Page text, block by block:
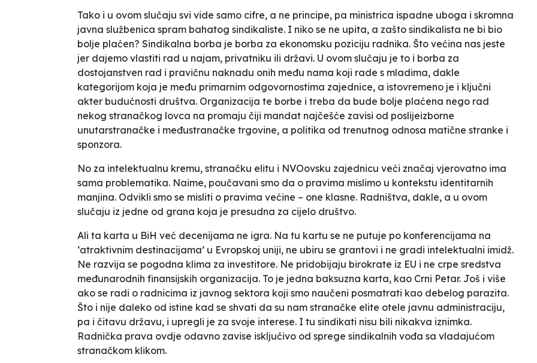
Tako i u ovom slučaju svi vide samo cifre, a ne principe, pa ministrica ispadne uboga i skromna
javna službenica spram bahatog sindikaliste. I niko se ne upita, a zašto sindikalista ne bi bio
bolje plaćen? Sindikalna borba je borba za ekonomsku poziciju radnika. Što većina nas jeste
jer dajemo vlastiti rad u najam, privatniku ili državi. U ovom slučaju je to i borba za
dostojanstven rad i pravičnu naknadu onih među nama koji rade s mladima, dakle
kategorijom koja je među primarnim odgovornostima zajednice, a istovremeno je i ključni
akter budućnosti društva. Organizacija te borbe i treba da bude bolje plaćena nego rad
nekog stranačkog lovca na promaju čiji mandat najčešće zavisi od poslijeizborne
unutarstranačke i međustranačke trgovine, a politika od trenutnog odnosa matične stranke i
sponzora.
No za intelektualnu kremu, stranačku elitu i NVOovsku zajednicu veći značaj vjerovatno ima
sama problematika. Naime, poučavani smo da o pravima mislimo u kontekstu identitarnih
manjina. Odvikli smo se misliti o pravima većine – one klasne. Radništva, dakle, a u ovom
slučaju iz jedne od grana koja je presudna za cijelo društvo.
Ali ta karta u BiH već decenijama ne igra. Na tu kartu se ne putuje po konferencijama na
‘atraktivnim destinacijama’ u Evropskoj uniji, ne ubiru se grantovi i ne gradi intelektualni imidž.
Ne razvija se pogodna klima za investitore. Ne pridobijaju birokrate iz EU i ne crpe sredstva
međunarodnih finansijskih organizacija. To je jedna baksuzna karta, kao Crni Petar. Još i više
ako se radi o radnicima iz javnog sektora koji smo naučeni posmatrati kao debelog parazita.
Što i nije daleko od istine kad se shvati da su nam stranačke elite otele javnu administraciju,
pa i čitavu državu, i upregli je za svoje interese. I tu sindikati nisu bili nikakva iznimka.
Radnička prava ovdje odavno zavise isključivo od sprege sindikalnih vođa sa vladajućom
stranačkom klikom.